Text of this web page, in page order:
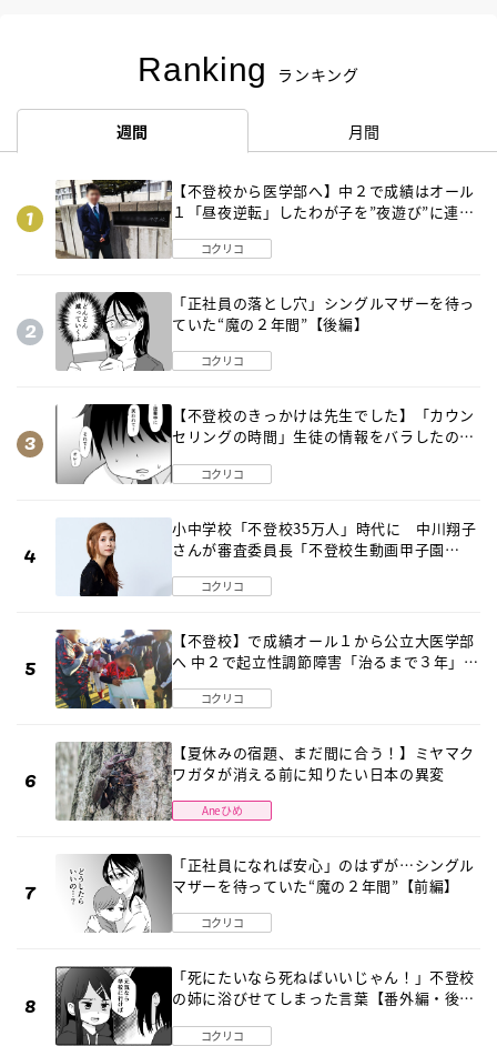
Ranking ランキング
週間 月間
【不登校から医学部へ】中２で成績はオール
１「昼夜逆転」したわが子を”夜遊び”に連れ
コクリコ
「正社員の落とし穴」シングルマザーを待っ
ていた“魔の２年間”【後編】
コクリコ
【不登校のきっかけは先生でした】「カウン
セリングの時間」生徒の情報をバラしたの
コクリコ
小中学校「不登校35万人」時代に 中川翔子
さんが審査委員長「不登校生動画甲子園
コクリコ
【不登校】で成績オール１から公立大医学部
へ 中２で起立性調節障害「治るまで３年」の
コクリコ
【夏休みの宿題、まだ間に合う！】ミヤマク
ワガタが消える前に知りたい日本の異変
Aneひめ
「正社員になれば安心」のはずが…シングル
マザーを待っていた“魔の２年間”【前編】
コクリコ
「死にたいなら死ねばいいじゃん！」不登校
の姉に浴びせてしまった言葉【番外編・後
コクリコ